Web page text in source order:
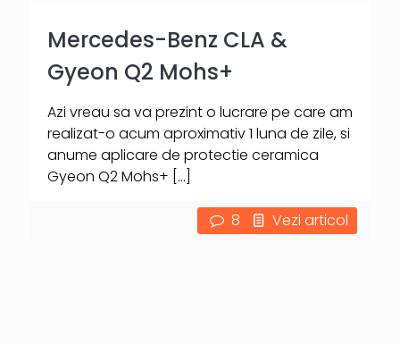
Mercedes-Benz CLA &
Gyeon Q2 Mohs+
Azi vreau sa va prezint o lucrare pe care am
realizat-o acum aproximativ 1 luna de zile, si
anume aplicare de protectie ceramica
Gyeon Q2 Mohs+ […]
8 Vezi articol